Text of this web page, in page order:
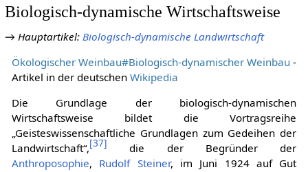
Biologisch-dynamische Wirtschaftsweise
→ Hauptartikel: Biologisch-dynamische Landwirtschaft
Ökologischer Weinbau#Biologisch-dynamischer Weinbau -
Artikel in der deutschen Wikipedia
Die Grundlage der biologisch-dynamischen
Wirtschaftsweise bildet die Vortragsreihe
„Geisteswissenschaftliche Grundlagen zum Gedeihen der
Landwirtschaft“,[37] die der Begründer der
Anthroposophie, Rudolf Steiner, im Juni 1924 auf Gut